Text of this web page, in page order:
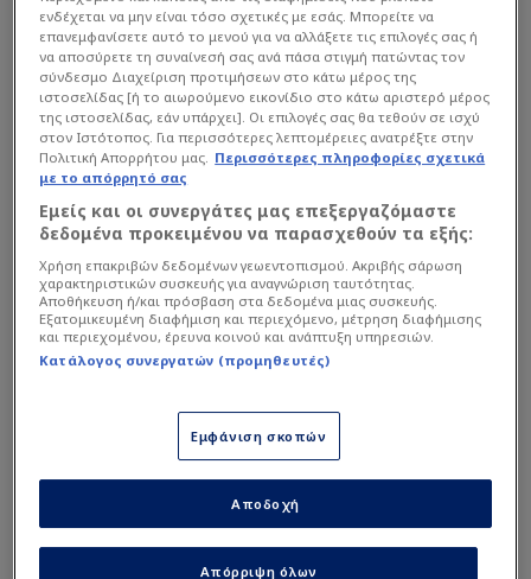
65' Ehsan Hajisafi
64'
Γκολ ( 2 : 2 )
Mohammad Mohebbi
55'
Γκολ ( 1 : 2 )
Elijah Just
Αλλαγή εκτός
Shahriyar Moghanloo
53'
Αλλαγή εντός
Ali Alipour
46'
Αλλαγή εντός
23
REZAEIAN
KHALILZADEH
19
NEMATI
MOHAMMADI
1
Διάταξη 4-4-2
Διευθυντής
Amir Ghalenoei
Mehdi Ghayedi
11
Στατιστικά Διοργάνωσης
FIFA World Cup
A
Group
Group
H
ενδέχεται να μην είναι τόσο σχετικές με εσάς. Μπορείτε να
επανεμφανίσετε αυτό το μενού για να αλλάξετε τις επιλογές σας ή
να αποσύρετε τη συναίνεσή σας ανά πάσα στιγμή πατώντας τον
σύνδεσμο Διαχείριση προτιμήσεων στο κάτω μέρος της
ιστοσελίδας [ή το αιωρούμενο εικονίδιο στο κάτω αριστερό μέρος
της ιστοσελίδας, εάν υπάρχει]. Οι επιλογές σας θα τεθούν σε ισχύ
στον Ιστότοπος. Για περισσότερες λεπτομέρειες ανατρέξτε στην
Πολιτική Απορρήτου μας. Περισσότερες πληροφορίες σχετικά
με το απόρρητό σας
Εμείς και οι συνεργάτες μας επεξεργαζόμαστε
δεδομένα προκειμένου να παρασχεθούν τα εξής:
Χρήση επακριβών δεδομένων γεωεντοπισμού. Ακριβής σάρωση
χαρακτηριστικών συσκευής για αναγνώριση ταυτότητας.
Αποθήκευση ή/και πρόσβαση στα δεδομένα μιας συσκευής.
Εξατομικευμένη διαφήμιση και περιεχόμενο, μέτρηση διαφήμισης
και περιεχομένου, έρευνα κοινού και ανάπτυξη υπηρεσιών.
Κατάλογος συνεργατών (προμηθευτές)
Εμφάνιση σκοπών
Απόρριψη όλων
Αποδοχή